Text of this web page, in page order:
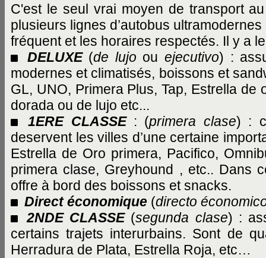
C'est le seul vrai moyen de transport
plusieurs lignes d’autobus
fréquent et les horaires respectés. Il y a
DELUXE(de lujo ouejecutivo) :
modernes et climatisés, boissons et
GL, UNO, Primera Plus, Tap, Estrella
dorada ou de lujo etc...
1ERE CLASSE: (primera clase) :
deservent les villes d’une certaine
Estrella de Oro primera, Pacifico,
primera clase, Greyhound , etc.. Dans
offre à bord des boissons et snacks.
Direct économique (directo
2NDE CLASSE(segunda clase) :
certains trajets interurbains. Sont de
Herradura de Plata, Estrella Roja, etc…